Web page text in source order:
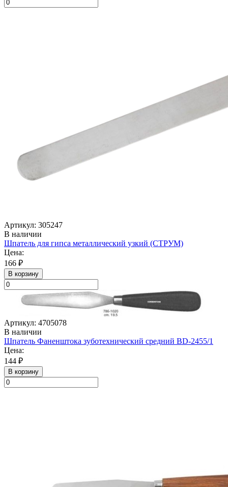
Артикул: 305247
В наличии
Шпатель для гипса металлический узкий (СТРУМ)
Цена:
166 ₽
В корзину
Артикул: 4705078
В наличии
Шпатель Фаненштока зуботехнический средний BD-2455/1
Цена:
144 ₽
В корзину